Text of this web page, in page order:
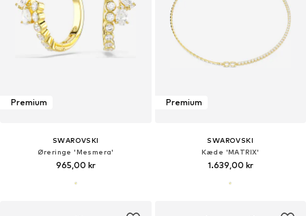
Premium
SWAROVSKI
Øreringe 'Mesmera'
965,00 kr
Premium
SWAROVSKI
Kæde 'MATRIX'
1.639,00 kr